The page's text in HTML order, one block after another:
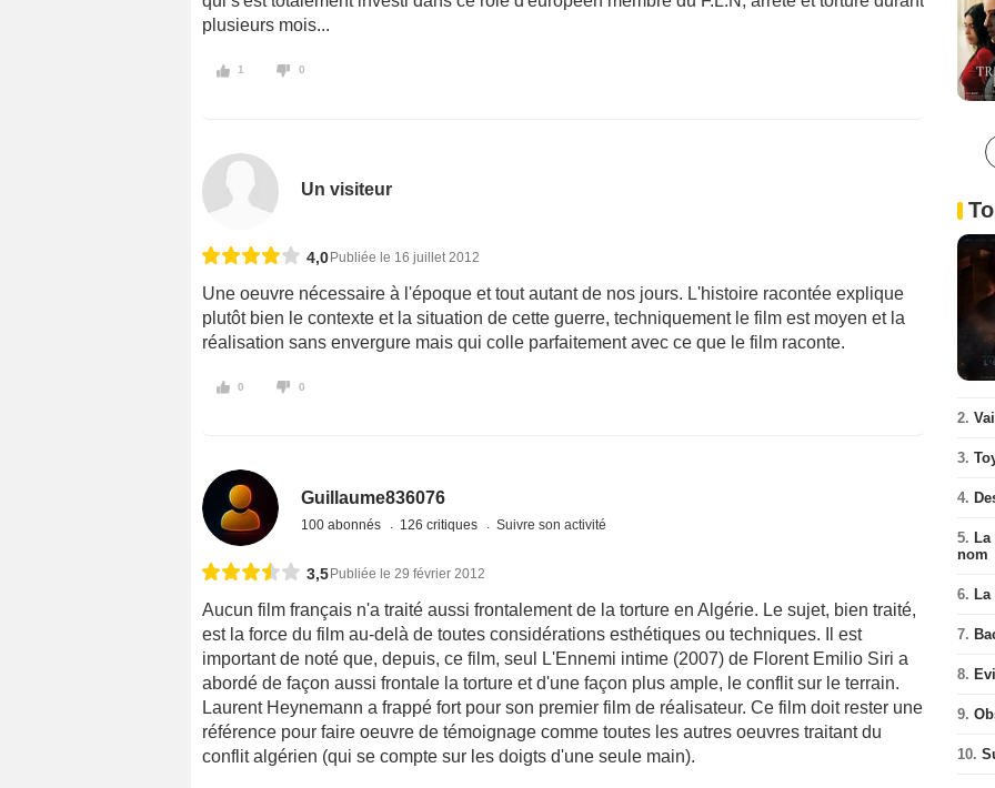
plusieurs mois...
1 0
Un visiteur
4,0Publiée le 16 juillet 2012
Une oeuvre nécessaire à l'époque et tout autant de nos jours. L'histoire racontée explique
plutôt bien le contexte et la situation de cette guerre, techniquement le film est moyen et la
réalisation sans envergure mais qui colle parfaitement avec ce que le film raconte.
0 0
Guillaume836076
100 abonnés 126 critiques Suivre son activité
3,5 Publiée le 29 février 2012
Aucun film français n'a traité aussi frontalement de la torture en Algérie. Le sujet, bien traité,
est la force du film au-delà de toutes considérations esthétiques ou techniques. Il est
important de noté que, depuis, ce film, seul L'Ennemi intime (2007) de Florent Emilio Siri a
abordé de façon aussi frontale la torture et d'une façon plus ample, le conflit sur le terrain.
Laurent Heynemann a frappé fort pour son premier film de réalisateur. Ce film doit rester une
référence pour faire oeuvre de témoignage comme toutes les autres oeuvres traitant du
conflit algérien (qui se compte sur les doigts d'une seule main).
2.
3.
4.
5.
nom
6.
7.
8.
9.
10.